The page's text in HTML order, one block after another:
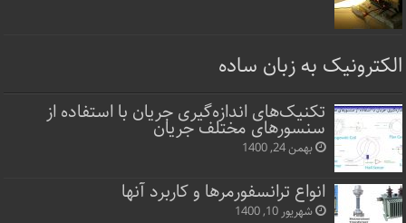
الکترونیک به زبان ساده
تکنیک‌های اندازه‌گیری جریان با استفاده از
سنسورهای مختلف جریان
بهمن 24, 1400
انواع ترانسفورمرها و کاربرد آنها
شهریور 10, 1400